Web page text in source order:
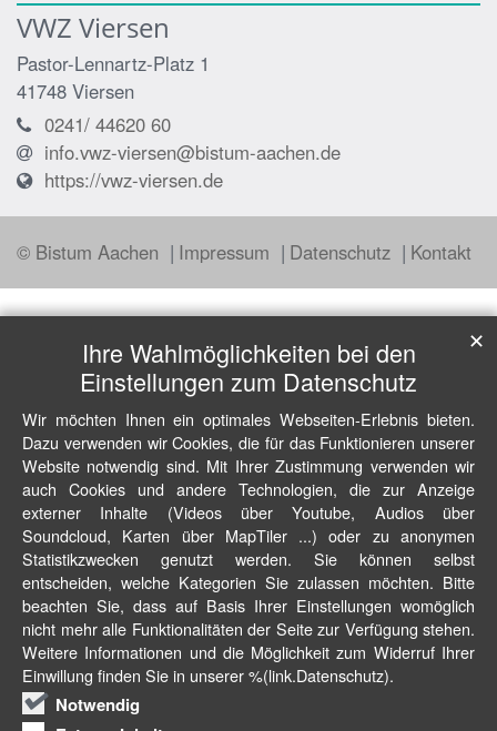
VWZ Viersen
Pastor-Lennartz-Platz 1
41748 Viersen
0241/ 44620 60
info.vwz-viersen@bistum-aachen.de
https://vwz-viersen.de
© Bistum Aachen Impressum Datenschutz Kontakt
Ihre Wahlmöglichkeiten bei den
Einstellungen zum Datenschutz
Wir möchten Ihnen ein optimales Webseiten-Erlebnis bieten.
Dazu verwenden wir Cookies, die für das Funktionieren unserer
Website notwendig sind. Mit Ihrer Zustimmung verwenden wir
auch Cookies und andere Technologien, die zur Anzeige
externer Inhalte (Videos über Youtube, Audios über
Soundcloud, Karten über MapTiler ...) oder zu anonymen
Statistikzwecken genutzt werden. Sie können selbst
entscheiden, welche Kategorien Sie zulassen möchten. Bitte
beachten Sie, dass auf Basis Ihrer Einstellungen womöglich
nicht mehr alle Funktionalitäten der Seite zur Verfügung stehen.
Weitere Informationen und die Möglichkeit zum Widerruf Ihrer
Einwillung finden Sie in unserer %(link.Datenschutz).
Notwendig
✕